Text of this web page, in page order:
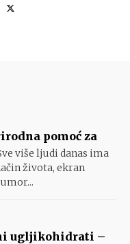
pomoć za
više ljudi danas ima
života, ekran
ugljikohidrati –